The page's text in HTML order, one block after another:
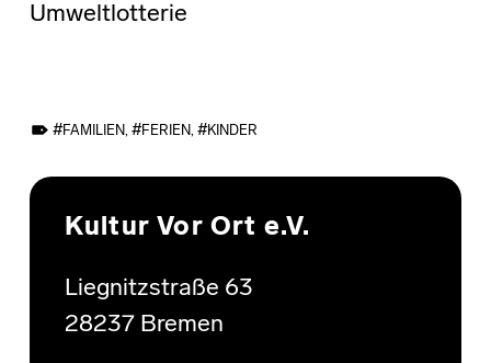
Umweltlotterie
FAMILIEN, FERIEN, KINDER
Skip back to main navigation
Kultur Vor Ort e.V.
Liegnitzstraße 63
28237 Bremen